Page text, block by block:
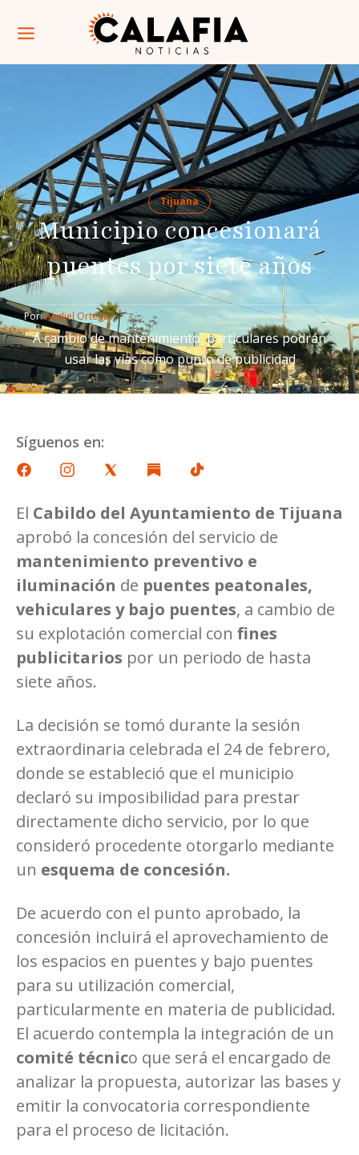
Tijuana
Municipio concesionará
puentes por siete años
Por: Abdiel Ortega
A cambio de mantenimiento, particulares podrán
usar las vías como punto de publicidad
Síguenos en:
El Cabildo del Ayuntamiento de Tijuana
aprobó la concesión del servicio de
mantenimiento preventivo e
iluminación de puentes peatonales,
vehiculares y bajo puentes, a cambio de
su explotación comercial con fines
publicitarios por un periodo de hasta
siete años.
La decisión se tomó durante la sesión
extraordinaria celebrada el 24 de febrero,
donde se estableció que el municipio
declaró su imposibilidad para prestar
directamente dicho servicio, por lo que
consideró procedente otorgarlo mediante
un esquema de concesión.
De acuerdo con el punto aprobado, la
concesión incluirá el aprovechamiento de
los espacios en puentes y bajo puentes
para su utilización comercial,
particularmente en materia de publicidad.
El acuerdo contempla la integración de un
comité técnico que será el encargado de
analizar la propuesta, autorizar las bases y
emitir la convocatoria correspondiente
para el proceso de licitación.